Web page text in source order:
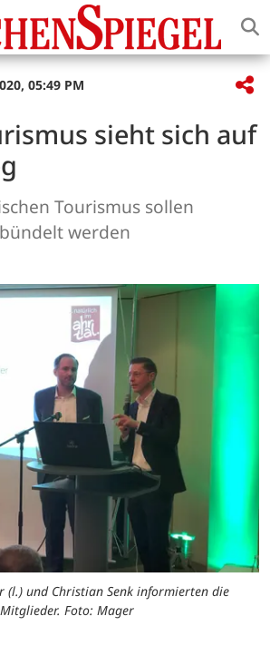
05:49 PM
sieht sich auf
Tourismus sollen
werden
(l.) und Christian Senk informierten die
Mitglieder. Foto: Mager